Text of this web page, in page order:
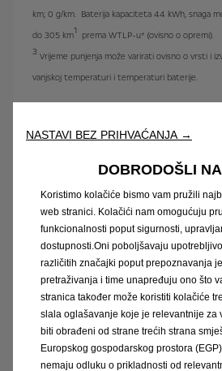
km; 0 g/km. Baterija kapaciteta 44 kWh, snaga
do 305 km1 prema WTLP-u* (ovisno o opremi).
3 Vrijeme punjenja može varirati ovisno o vrsti i
vanjskoj temperaturi i temperaturi baterije.
Saznaj više
Zatraži
NASTAVI BEZ PRIHVAĆANJA →
DOBRODOŠLI
Koristimo kolačiće bismo vam pružili
web stranici. Kolačići nam omogućuju
funkcionalnosti poput sigurnosti,
dostupnosti.Oni poboljšavaju
različitih značajki poput prepoznavanja
pretraživanja i time unapređuju ono što
stranica također može koristiti kolačiće
slala oglašavanje koje je relevantnije za
biti obrađeni od strane trećih strana
Europskog gospodarskog prostora
nemaju odluku o prikladnosti od